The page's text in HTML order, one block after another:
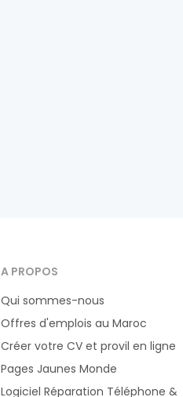
A PROPOS
Qui sommes-nous
Offres d'emplois au Maroc
Créer votre CV et provil en ligne
Pages Jaunes Monde
Logiciel Réparation Téléphone &